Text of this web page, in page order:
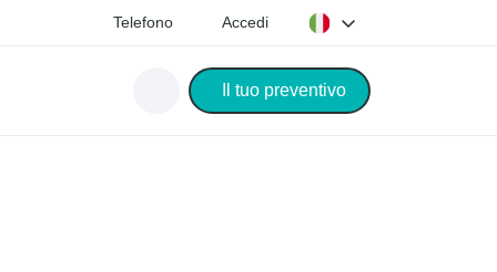
Telefono Accedi
Il tuo preventivo